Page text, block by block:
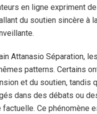
en ligne expriment
du soutien sincère à
Attanasio Séparation,
patterns. Certains
et du soutien, tandis
dans des débats ou
factuelle. Ce phénomène